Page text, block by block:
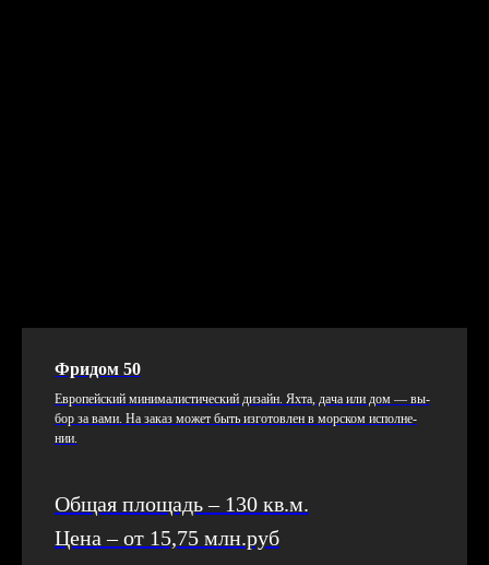
Фридом 50
Ев­ро­пей­ский ми­нима­лис­ти­чес­кий ди­зайн. Ях­та, да­ча или дом — вы­
бор за ва­ми. На за­каз мо­жет быть из­го­тов­лен в мор­ском ис­полне­
нии.
Общая площадь – 130 кв.м.
Цена – от 15,75 млн.руб